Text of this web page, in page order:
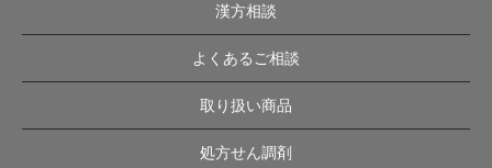
漢方相談
よくあるご相談
取り扱い商品
処方せん調剤